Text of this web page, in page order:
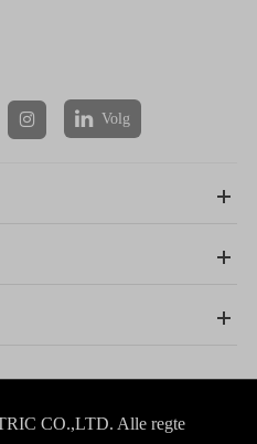
 Volg
CO.,LTD. Alle regte